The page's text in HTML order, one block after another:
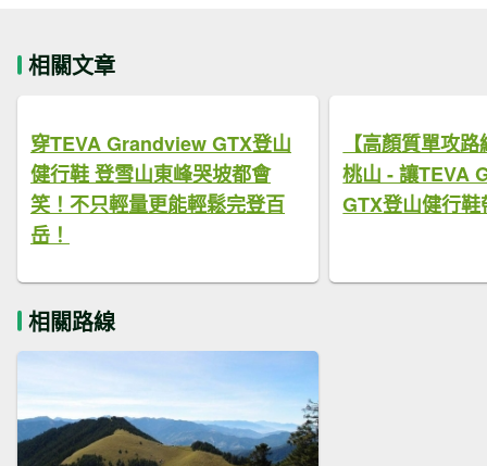
相關文章
穿TEVA Grandview GTX登山
健行鞋 登雪山東峰哭坡都會
笑！不只輕量更能輕鬆完登百
岳！
【高顏質單攻
桃山 - 讓TEVA
GTX登山健行鞋
相關路線